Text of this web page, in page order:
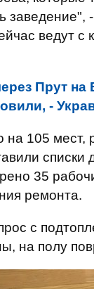
ведут с
Прут на
-
105 мест,
списки
35
ремонта.
с
на полу